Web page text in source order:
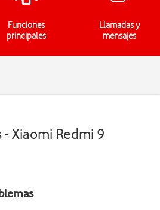
Funciones
principales
Llamadas y
mensajes
Xiaomi Redmi 9